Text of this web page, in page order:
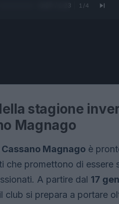
0:28 / 1:23 1 /4
stagione
Magnago
Magnago è
che promettono di essere
A partire dal 17
club si prepara a portare